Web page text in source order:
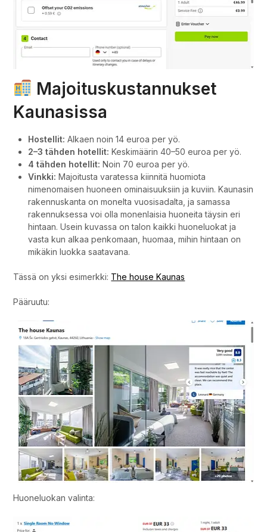
Majoituskustannukset
Kaunasissa
Hostellit: Alkaen noin 14 euroa per yö.
2–3 tähden hotellit: Keskimäärin 40–50 euroa per yö.
4 tähden hotellit: Noin 70 euroa per yö.
Vinkki: Majoitusta varatessa kiinnitä huomiota
nimenomaisen huoneen ominaisuuksiin ja kuviin. Kaunasin
rakennuskanta on monelta vuosisadalta, ja samassa
rakennuksessa voi olla monenlaisia huoneita täysin eri
hintaan. Usein kuvassa on talon kaikki huoneluokat ja
vasta kun alkaa penkomaan, huomaa, mihin hintaan on
mikäkin luokka saatavana.
Tässä on yksi esimerkki: The house Kaunas
Pääruutu:
Huoneluokan valinta: